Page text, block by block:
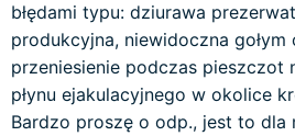
błędami typu: dziurawa
produkcyjna, niewidoczna gołym
przeniesienie podczas pieszczot
płynu ejakulacyjnego w okolice
Bardzo proszę o odp., jest to dla